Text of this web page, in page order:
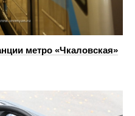
метро «Чкаловская»